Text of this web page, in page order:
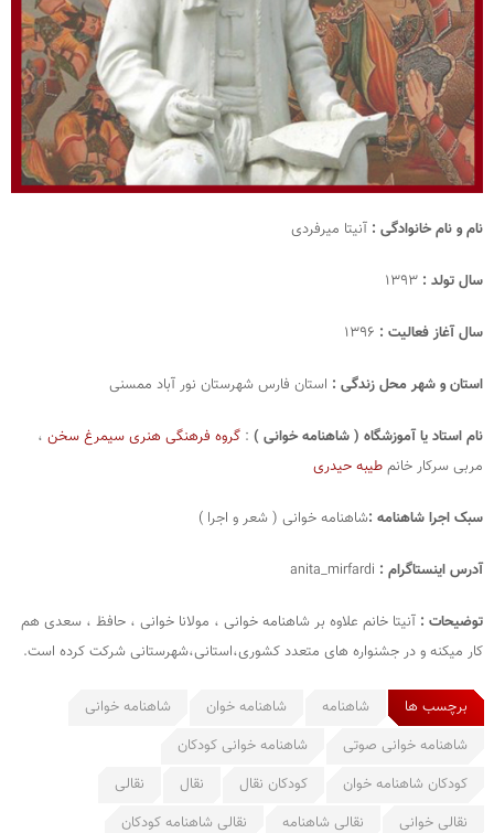
نام و نام خانوادگی : آنیتا میرفردی
سال تولد :
سال آغاز فعالیت :
استان و شهر محل زندگی : استان فارس شهرستان نور آباد ممسنی
نام استاد یا آموزشگاه ( شاهنامه خوانی ) : گروه فرهنگی هنری سیمرغ سخن ،
مربی سرکار خانم طیبه حیدری
سبک اجرا شاهنامه :شاهنامه خوانی ( شعر و اجرا )
آدرس اینستاگرام :
توضیحات : آنیتا خانم علاوه بر شاهنامه خوانی ، مولانا خوانی ، حافظ ، سعدی هم
کار میکنه و در جشنواره های متعدد کشوری،استانی،شهرستانی شرکت کرده است.
برچسب ها شاهنامه شاهنامه خوان
شاهنامه خوانی
شاهنامه خوانی صوتی
شاهنامه خوانی کودکان
کودکان شاهنامه خوان
کودکان نقال نقال
نقالی
نقالی خوانی
نقالی شاهنامه نقالی شاهنامه کودکان